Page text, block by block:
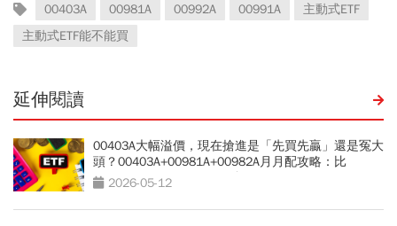
00403A 00981A 00992A 00991A
主動式ETF
主動式ETF能不能買
延伸閱讀
00403A大幅溢價，現在搶進是「先買先贏」還是冤大
頭？00403A+00981A+00982A月月配攻略：比
0056、00878、00919更強？
2026-05-12